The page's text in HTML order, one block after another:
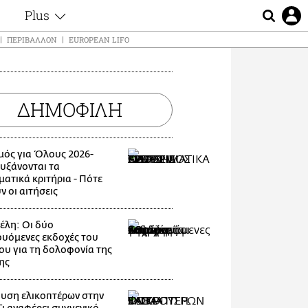
Plus
Θέματα
Videos
Αφιερώματα
Ζώδια
Εξομολογήσεις
Οι Αθηναίοι
Απώλειες
Lgbtqi+
ΠΕΡΙΒΆΛΛΟΝ EUROPEAN LIFO
ΔΗΜΟΦΙΛΗ
για Όλους 2026-
τα
κριτήρια - Πότε
οι αιτήσεις
Οι δύο
εκδοχές του
για τη δολοφονία της
ελικοπτέρων στην